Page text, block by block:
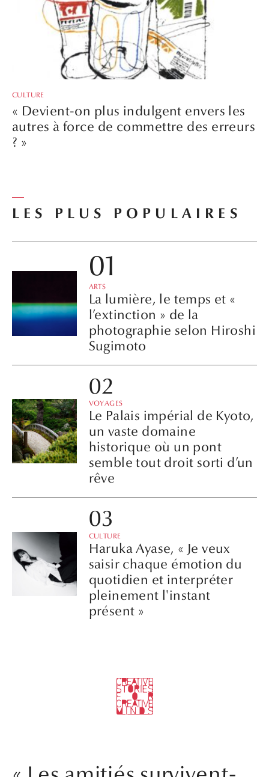
CULTURE
« Devient-on plus indulgent envers les
autres à force de commettre des erreurs
? »
LES PLUS POPULAIRES
ARTS
La lumière, le temps et «
l’extinction » de la
photographie selon Hiroshi
Sugimoto
VOYAGES
Le Palais impérial de Kyoto,
un vaste domaine
historique où un pont
semble tout droit sorti d’un
rêve
CULTURE
Haruka Ayase, « Je veux
saisir chaque émotion du
quotidien et interpréter
pleinement l'instant
présent »